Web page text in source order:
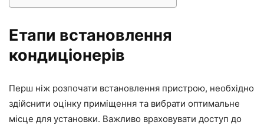
Етапи встановлення
кондиціонерів
Перш ніж розпочати встановлення пристрою, необхідно
здійснити оцінку приміщення та вибрати оптимальне
місце для установки. Важливо враховувати доступ до